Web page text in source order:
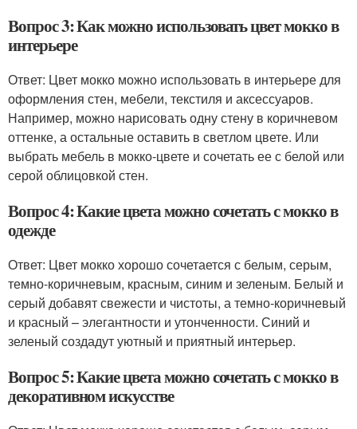
Вопрос 3: Как можно использовать цвет мокко в
интерьере
Ответ: Цвет мокко можно использовать в интерьере для
оформления стен, мебели, текстиля и аксессуаров.
Например, можно нарисовать одну стену в коричневом
оттенке, а остальные оставить в светлом цвете. Или
выбрать мебель в мокко-цвете и сочетать ее с белой или
серой облицовкой стен.
Вопрос 4: Какие цвета можно сочетать с мокко в
одежде
Ответ: Цвет мокко хорошо сочетается с белым, серым,
темно-коричневым, красным, синим и зеленым. Белый и
серый добавят свежести и чистоты, а темно-коричневый
и красный – элегантности и утонченности. Синий и
зеленый создадут уютный и приятный интерьер.
Вопрос 5: Какие цвета можно сочетать с мокко в
декоративном искусстве